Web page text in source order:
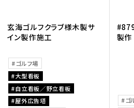
玄海ゴルフクラブ様木製サ
イン製作施工
ゴルフ場
大型看板
自立看板／野立看板
屋外広告塔
製作
ゴ